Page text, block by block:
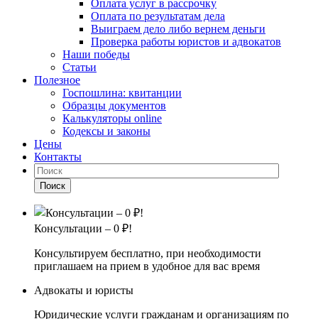
Оплата услуг в рассрочку
Оплата по результатам дела
Выиграем дело либо вернем деньги
Проверка работы юристов и адвокатов
Наши победы
Статьи
Полезное
Госпошлина: квитанции
Образцы документов
Калькуляторы online
Кодексы и законы
Цены
Контакты
Поиск
Консультации – 0 ₽!
Консультируем бесплатно, при необходимости
приглашаем на прием в удобное для вас время
Адвокаты и юристы
Юридические услуги гражданам и организациям по